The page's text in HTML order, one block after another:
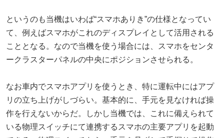
というのも当機はいわば“スマホありき”の仕様となってい
て、例えばスマホがこれのディスプレイとして活用される
こととなる。なので当機を使う場合には、スマホをセンタ
ークラスターパネルの中央にポジションさせられる。
なお車内でスマホアプリを使うとき、特に運転中にはアプ
リの立ち上げがしづらい。基本的に、手元を見なければ操
作を行えないからだ。しかし当機では、これに備えられて
いる物理スイッチにて連携するスマホの主要アプリを起動